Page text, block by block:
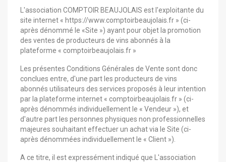
L'association COMPTOIR BEAUJOLAIS est l'exploitante du
site internet « https://www.comptoirbeaujolais.fr » (ci-
après dénommé le «Site ») ayant pour objet la promotion
des ventes de producteurs de vins abonnés à la
plateforme « comptoirbeaujolais.fr »
Les présentes Conditions Générales de Vente sont donc
conclues entre, d'une part les producteurs de vins
abonnés utilisateurs des services proposés à leur intention
par la plateforme internet « comptoirbeaujolais.fr » (ci-
après dénommés individuellement le « Vendeur »), et
d'autre part les personnes physiques non professionnelles
majeures souhaitant effectuer un achat via le Site (ci-
après dénommées individuellement le « Client »).
A ce titre, il est expressément indiqué que L'association